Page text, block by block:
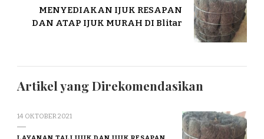
MENYEDIAKAN IJUK RESAPAN
DAN ATAP IJUK MURAH DI Blitar
Artikel yang Direkomendasikan
14 OKTOBER 2021